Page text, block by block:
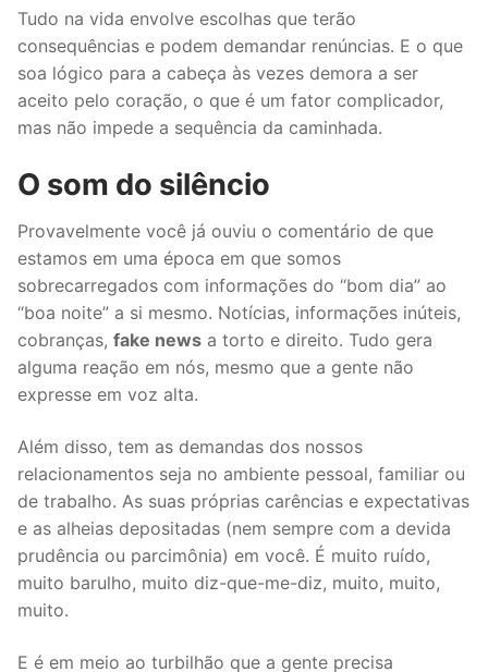
Tudo na vida envolve escolhas que terão
consequências e podem demandar renúncias. E o que
soa lógico para a cabeça às vezes demora a ser
aceito pelo coração, o que é um fator complicador,
mas não impede a sequência da caminhada.
O som do silêncio
Provavelmente você já ouviu o comentário de que
estamos em uma época em que somos
sobrecarregados com informações do “bom dia” ao
“boa noite” a si mesmo. Notícias, informações inúteis,
cobranças, fake news a torto e direito. Tudo gera
alguma reação em nós, mesmo que a gente não
expresse em voz alta.
Além disso, tem as demandas dos nossos
relacionamentos seja no ambiente pessoal, familiar ou
de trabalho. As suas próprias carências e expectativas
e as alheias depositadas (nem sempre com a devida
prudência ou parcimônia) em você. É muito ruído,
muito barulho, muito diz-que-me-diz, muito, muito,
muito.
E é em meio ao turbilhão que a gente precisa